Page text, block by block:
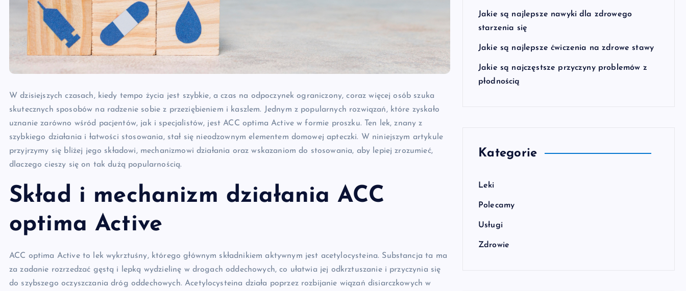
W dzisiejszych czasach, kiedy tempo życia jest szybkie, a czas na odpoczynek ograniczony, coraz więcej osób szuka
skutecznych sposobów na radzenie sobie z przeziębieniem i kaszlem. Jednym z popularnych rozwiązań, które zyskało
uznanie zarówno wśród pacjentów, jak i specjalistów, jest ACC optima Active w formie proszku. Ten lek, znany z
szybkiego działania i łatwości stosowania, stał się nieodzownym elementem domowej apteczki. W niniejszym artykule
przyjrzymy się bliżej jego składowi, mechanizmowi działania oraz wskazaniom do stosowania, aby lepiej zrozumieć,
dlaczego cieszy się on tak dużą popularnością.
Skład i mechanizm działania ACC
optima Active
ACC optima Active to lek wykrztuśny, którego głównym składnikiem aktywnym jest acetylocysteina. Substancja ta ma
za zadanie rozrzedzać gęstą i lepką wydzielinę w drogach oddechowych, co ułatwia jej odkrztuszanie i przyczynia się
do szybszego oczyszczania dróg oddechowych. Acetylocysteina działa poprzez rozbijanie wiązań disiarczkowych w
Jakie są najlepsze nawyki dla zdrowego
starzenia się
Jakie są najlepsze ćwiczenia na zdrowe stawy
Jakie są najczęstsze przyczyny problemów z
płodnością
Kategorie
Leki
Polecamy
Usługi
Zdrowie